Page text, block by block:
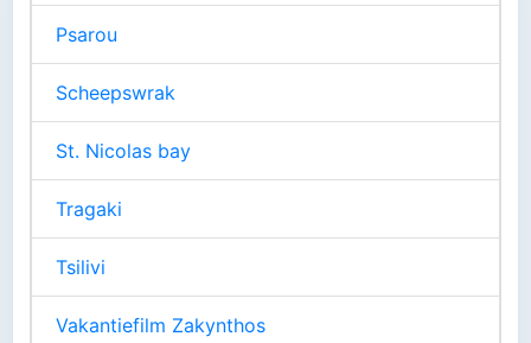
Psarou
Scheepswrak
St. Nicolas bay
Tragaki
Tsilivi
Vakantiefilm Zakynthos